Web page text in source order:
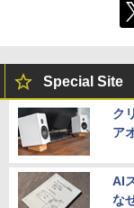
Special Site
ク
ア
AI
な